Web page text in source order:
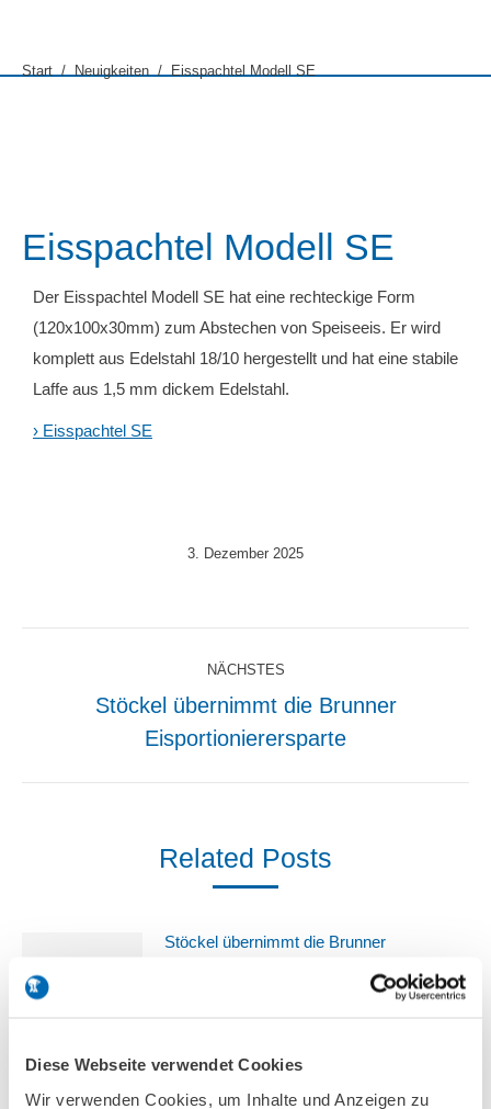
Diese Webseite verwendet Cookies
Wir verwenden Cookies, um Inhalte und Anzeigen zu
Sie befinden sich hier:
Start Neuigkeiten Eisspachtel Modell SE
Eisspachtel Modell SE
Der Eisspachtel Modell SE hat eine rechteckige Form
(120x100x30mm) zum Abstechen von Speiseeis. Er wird
komplett aus Edelstahl 18/10 hergestellt und hat eine stabile
Laffe aus 1,5 mm dickem Edelstahl.
› Eisspachtel SE
3. Dezember 2025
Kommentarnavigation
NÄCHSTES
Beitrag:
Stöckel übernimmt die Brunner
Eisportionierersparte
Related Posts
Stöckel übernimmt die Brunner
Serviertablett
30. September 2022